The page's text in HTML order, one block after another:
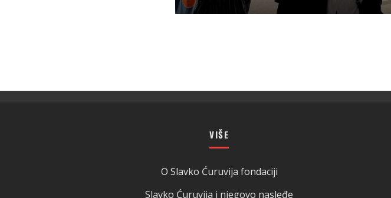
VIŠE
O Slavko Ćuruvija fondaciji
Slavko Ćuruvija i njegovo nasleđe